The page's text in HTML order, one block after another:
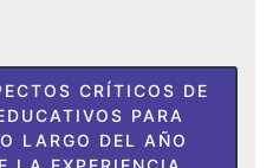
CRÍTICOS DE
PARA
LARGO DEL AÑO